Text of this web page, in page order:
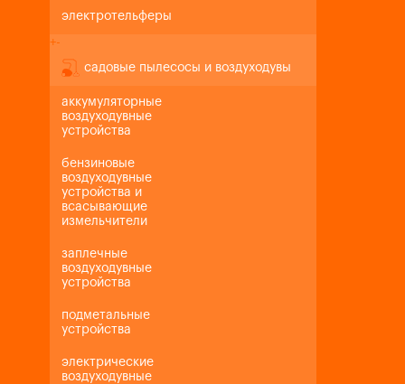
электротельферы
+-
садовые пылесосы и воздуходувы
аккумуляторные
воздуходувные
устройства
бензиновые
воздуходувные
устройства и
всасывающие
измельчители
заплечные
воздуходувные
устройства
подметальные
устройства
электрические
воздуходувные